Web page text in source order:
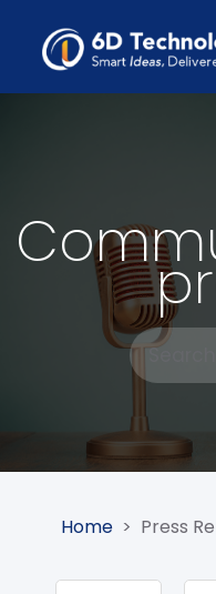
Home > Press